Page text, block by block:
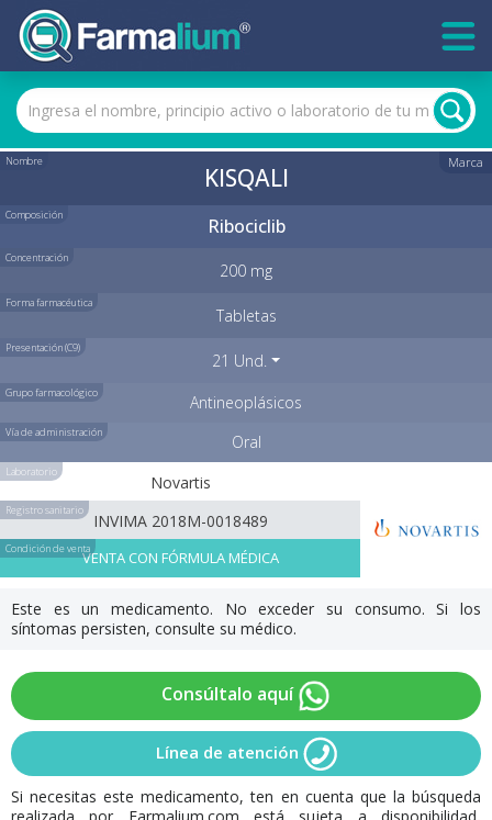
Nombre Marca
KISQALI
Composición Ribociclib
Concentración
200 mg
Forma farmacéutica
Tabletas
Presentación (C9)
21 Und.
Grupo farmacológico Antineoplásicos
Vía de administración Oral
Laboratorio
Novartis
Registro sanitario
INVIMA 2018M-0018489
Condición de ventaVENTA CON FÓRMULA MÉDICA
Este es un medicamento. No exceder su consumo. Si los
síntomas persisten, consulte su médico.
Consúltalo aquí
Línea de atención
Si necesitas este medicamento, ten en cuenta que la búsqueda